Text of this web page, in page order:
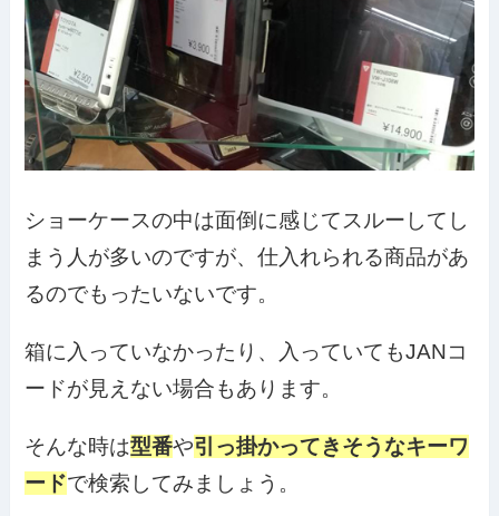
ショーケースの中は面倒に感じてスルーしてし
まう人が多いのですが、仕入れられる商品があ
るのでもったいないです。
箱に入っていなかったり、入っていてもJANコ
ードが見えない場合もあります。
そんな時は型番や引っ掛かってきそうなキーワ
ードで検索してみましょう。